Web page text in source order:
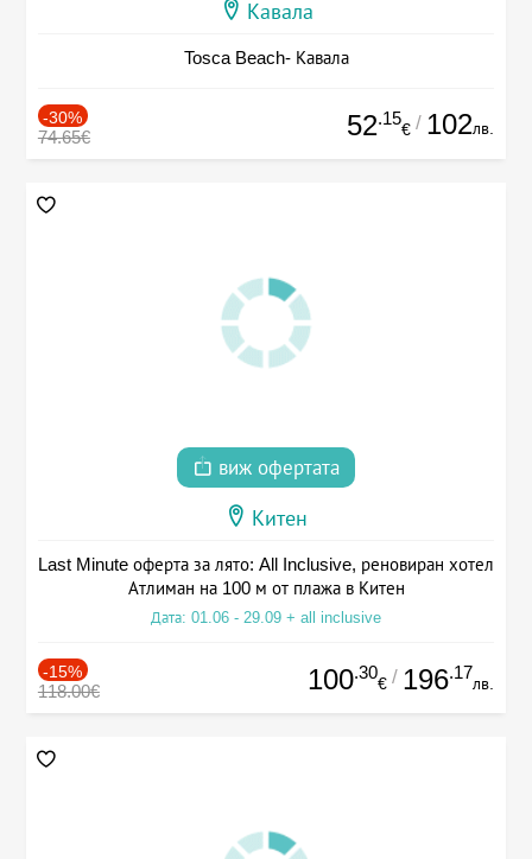
Кавала
Tosca Beach- Кавала
-30%
74.65€ 52.15
€ / 102лв.
виж офертата
Китен
Last Minute оферта за лято: All Inclusive, реновиран хотел
Атлиман на 100 м от плажа в Китен
Дата: 01.06 - 29.09 + all inclusive
-15%
118.00€ 100.30
€ / 196.17
лв.